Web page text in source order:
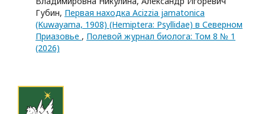
Губин, Первая находка Acizzia jamatonica
(Kuwayama, 1908) (Hemiptera: Psyllidae) в Северном
Приазовье , Полевой журнал биолога: Том 8 № 1
(2026)